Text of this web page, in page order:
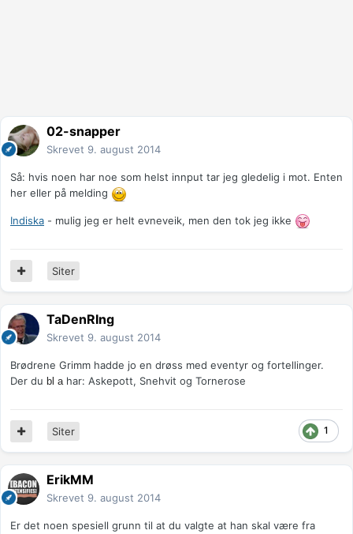
02-snapper
Skrevet 9. august 2014
Så: hvis noen har noe som helst innput tar jeg gledelig i mot. Enten
her eller på melding
Indiska - mulig jeg er helt evneveik, men den tok jeg ikke
Siter
TaDenRIng
Skrevet 9. august 2014
Brødrene Grimm hadde jo en drøss med eventyr og fortellinger.
Der du bl ahar: Askepott, Snehvit og Tornerose
1
Siter
ErikMM
Skrevet 9. august 2014
Er det noen spesiell grunn til at du valgte at han skal være fra